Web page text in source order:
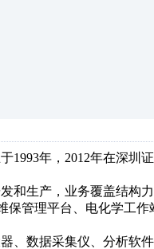
1993年，2012年在深圳
和生产，业务覆盖结构
保管理平台、电化学工
、数据采集仪、分析软